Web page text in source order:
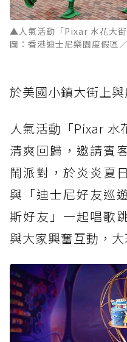
▲人氣活動「Pixar 水花大
圖：香港迪士尼樂園度假區
於美國小鎮大街上
人氣活動「Pixar 水
清爽回歸，邀請賓
鬧派對，於炎炎夏
與「迪士尼好友巡
斯好友」一起唱歌
與大家興奮互動，大